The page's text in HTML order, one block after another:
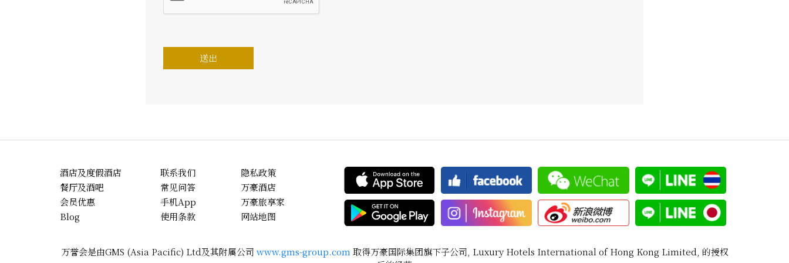
酒店及度假酒店
餐厅及酒吧
会员优惠
Blog
联系我们
常见问答
手机App
使用条款
隐私政策
万豪酒店
万豪旅享家
网站地图
万誉会是由GMS (Asia Pacific) Ltd及其附属公司 www.gms-group.com 取得万豪国际集团旗下子公司, Luxury Hotels International of Hong Kong Limited, 的授权